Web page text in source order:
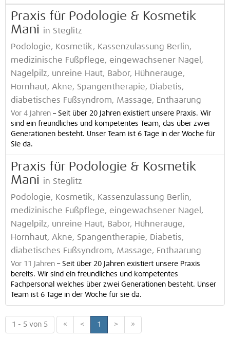
Praxis für Podologie & Kosmetik
Mani
in Steglitz
Podologie, Kosmetik, Kassenzulassung Berlin,
medizinische Fußpflege, eingewachsener Nagel,
Nagelpilz, unreine Haut, Babor, Hühnerauge,
Hornhaut, Akne, Spangentherapie, Diabetis,
diabetisches Fußsyndrom, Massage, Enthaarung
Vor 4 Jahren – Seit über 20 Jahren existiert unsere Praxis. Wir
sind ein freundliches und kompetentes Team, das über zwei
Generationen besteht. Unser Team ist 6 Tage in der Woche für
Sie da.
Praxis für Podologie & Kosmetik
Mani
in Steglitz
Podologie, Kosmetik, Kassenzulassung Berlin,
medizinische Fußpflege, eingewachsener Nagel,
Nagelpilz, unreine Haut, Babor, Hühnerauge,
Hornhaut, Akne, Spangentherapie, Diabetis,
diabetisches Fußsyndrom, Massage, Enthaarung
Vor 11 Jahren – Seit über 20 Jahren existiert unsere Praxis
bereits. Wir sind ein freundliches und kompetentes
Fachpersonal welches über zwei Generationen besteht. Unser
Team ist 6 Tage in der Woche für sie da.
1 - 5 von 5 « < 1 > »